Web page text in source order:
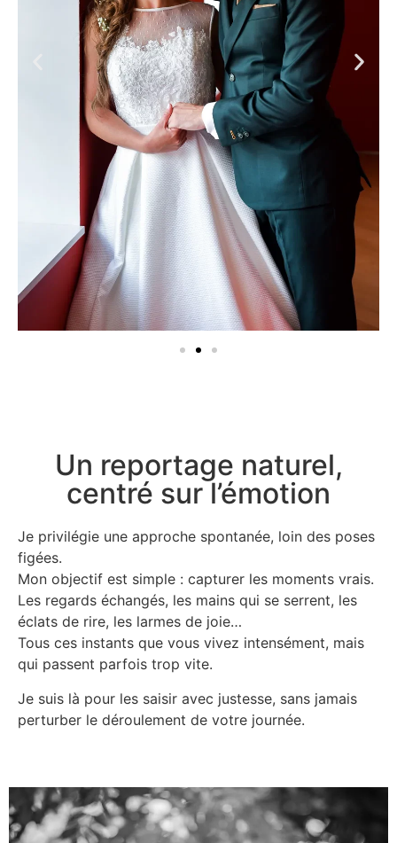
Un reportage naturel,
centré sur l’émotion
Je privilégie une approche spontanée, loin des poses
figées.
Mon objectif est simple : capturer les moments vrais.
Les regards échangés, les mains qui se serrent, les
éclats de rire, les larmes de joie…
Tous ces instants que vous vivez intensément, mais
qui passent parfois trop vite.
Je suis là pour les saisir avec justesse, sans jamais
perturber le déroulement de votre journée.